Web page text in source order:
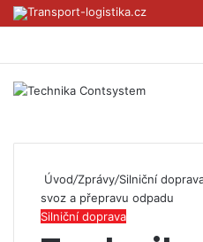
Úvod/Zprávy/Silniční
svoz a přepravu odpadu
Silniční doprava